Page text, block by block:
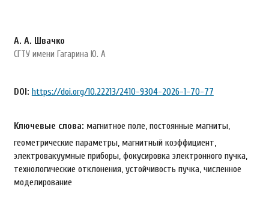
А. А. Швачко
СГТУ имени Гагарина Ю. А
DOI: https://doi.org/10.22213/2410-9304-2026-1-70-77
Ключевые слова: магнитное поле, постоянные магниты,
геометрические параметры, магнитный коэффициент,
электровакуумные приборы, фокусировка электронного пучка,
технологические отклонения, устойчивость пучка, численное
моделирование